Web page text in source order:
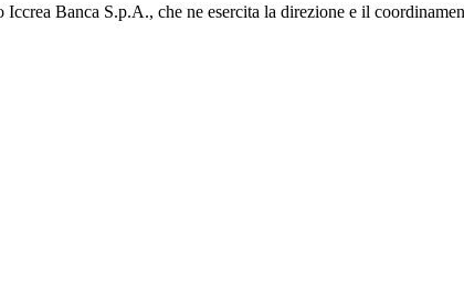
Banca S.p.A., che ne esercita la direzione e il